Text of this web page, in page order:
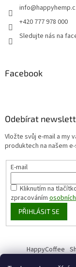
info@
+420 777 978 000
Sledujte nás na
Facebook
Odebírat
Vložte svůj e-mail a my
produktech na našem
E-mail
Kliknutím na
zpracovánímosobních
PŘIHLÁSIT SE
HappyCoffee